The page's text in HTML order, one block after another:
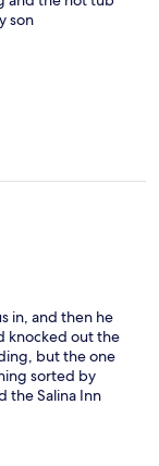
son
in, and then he
knocked out the
but the one
sorted by
the Salina Inn